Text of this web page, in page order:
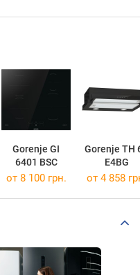
Gorenje GI
6401 BSC
Gorenje TH
E4BG
от 8 100 грн. от 4 858